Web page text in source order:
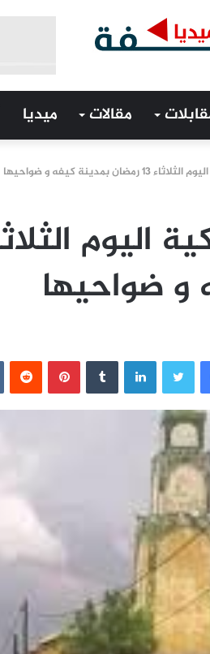
مقالات ميديا
بمدينة كيفه و ضواحيها
و ضواحيها
فيسبوك لينكدإن بينتيريست